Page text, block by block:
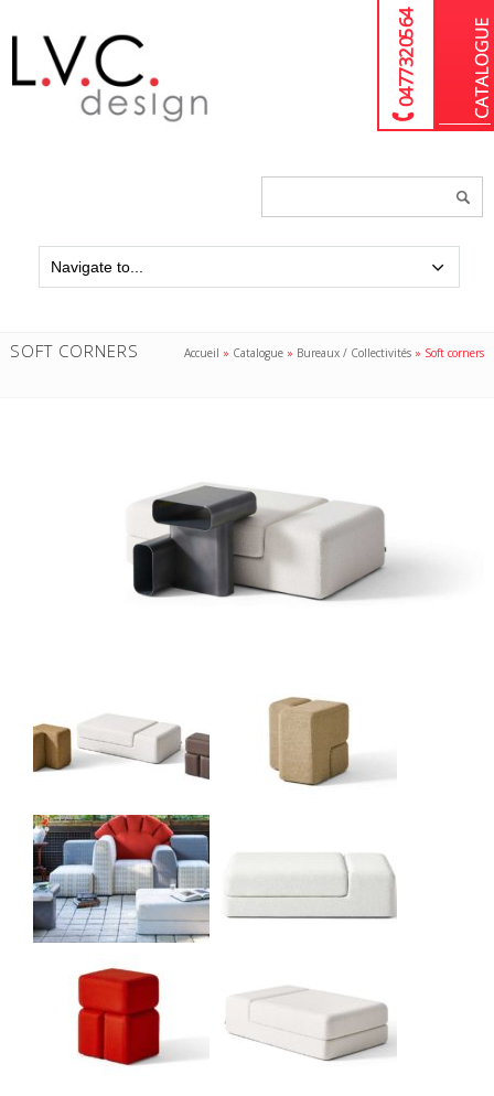
04 77 32 05 64
SOFT CORNERS Accueil » Catalogue » Bureaux / Collectivités » Soft corners